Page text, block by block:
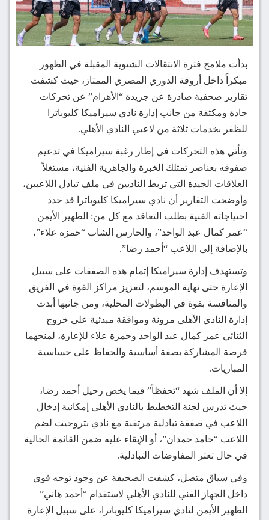
بدأت ملامح فترة الانتقالات الشتوية المقبلة في الظهور
مبكراً داخل أروقة الدوري المصري الممتاز، حيث كشفت
تقارير صحفية صادرة عن جريدة “الأهرام” عن تحركات
جادة ومكثفة من جانب إدارة نادي سيراميكا كليوباترا
للظفر بخدمات ثلاثة من لاعبي النادي الأهلي.
وتأتي هذه التحركات في إطار رغبة سيراميكا في تدعيم
صفوفه بعناصر تمتلك الخبرة والجاهزية الفنية، مستغلاً
العلاقات الجيدة التي تربط الناديين في ملف تبادل اللاعبين،
وأوضحت التقارير أن نادي سيراميكا كليوباترا قد حدد
احتياجاته الفنية بطلب التعاقد مع كل من: الظهير الأيمن
“عمر كمال عبد الواحد”، والحارس الشاب “حمزة علاء”،
بالإضافة إلى اللاعب “أحمد رضا”.
وتستهدف إدارة سيراميكا إتمام هذه الصفقات على سبيل
الإعارة حتى نهاية الموسم، لتعزيز مراكز القوة في الفريق
والمنافسة بقوة في البطولات المحلية، ومن جانبها أبدت
إدارة النادي الأهلي مرونة وموافقة مبدئية على خروج
الثنائي عمر كمال عبد الواحد وحمزة علاء للإعارة، لمنحهما
فرصة المشاركة بصفة أساسية والحفاظ على حساسية
المباريات.
إلا أن الملف شهد “تحفظاً” فيما يخص رحيل أحمد رضا،
حيث تدرس لجنة التخطيط بالنادي الأهلي إمكانية إدخال
اللاعب في صفقة تبادلية مرتقبة مع نادي بتروجيت لضم
اللاعب “حامد حمدان”، أو الإبقاء عليه ضمن القائمة الحالية
في حال تعثر المفاوضات التبادلية.
وفي سياق متصل، كشفت الصحيفة عن وجود توجه قوي
داخل الجهاز الفني للنادي الأهلي لاستقدام “أحمد هاني”
الظهير الأيمن لنادي سيراميكا كليوباترا، على سبيل الإعارة